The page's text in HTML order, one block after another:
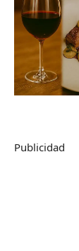
Publicidad